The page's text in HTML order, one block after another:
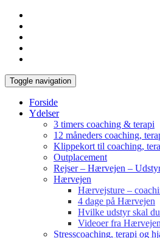
Toggle navigation
Forside
Ydelser
3 timers coaching & terapi
12 måneders coaching,
Klippekort til coaching,
Outplacement
Rejser – Hærvejen –
Hærvejen
Hærvejsture –
4 dage på Hærvejen
Hvilke udstyr skal
Videoer fra Hærvejen
Stresscoaching, terapi og